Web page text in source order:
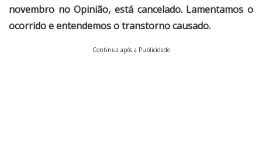
novembro no Opinião, está cancelado. Lamentamos o
ocorrido e entendemos o transtorno causado.
Continua após a Publicidade